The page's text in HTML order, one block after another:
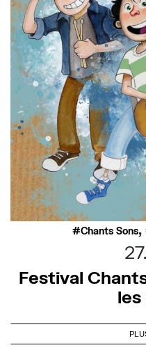
Chants Sons,
Festival